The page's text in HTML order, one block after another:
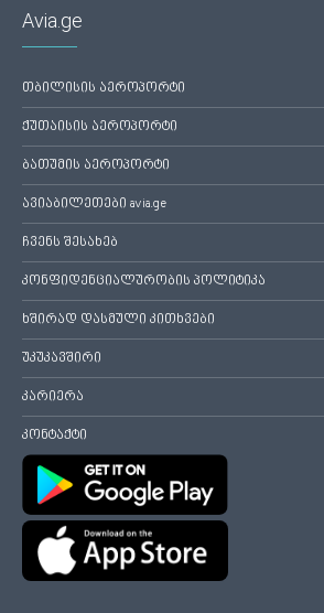
Avia.ge
თბილისის აეროპორტი
ქუთაისის აეროპორტი
ბათუმის აეროპორტი
ავიაბილეთები avia.ge
ჩვენს შესახებ
კონფიდენციალურობის პოლიტიკა
ხშირად დასმული კითხვები
უკუკავშირი
კარიერა
კონტაქტი